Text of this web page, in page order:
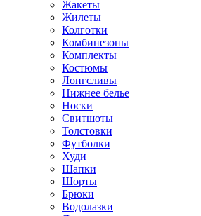
Жакеты
Жилеты
Колготки
Комбинезоны
Комплекты
Костюмы
Лонгсливы
Нижнее белье
Носки
Свитшоты
Толстовки
Футболки
Худи
Шапки
Шорты
Брюки
Водолазки